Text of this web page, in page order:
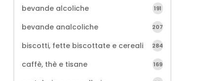
bevande alcoliche 191
bevande analcoliche 207
biscotti, fette biscottate e cereali 284
caffè, thè e tisane 169